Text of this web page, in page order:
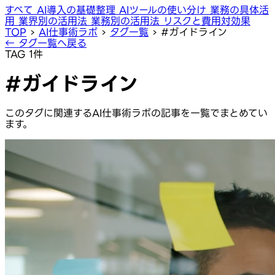
すべて AI導入の基礎整理 AIツールの使い分け 業務の具体活
用 業界別の活用法 業務別の活用法 リスクと費用対効果
TOP › AI仕事術ラボ › タグ一覧 › #ガイドライン
← タグ一覧へ戻る
TAG 1件
#ガイドライン
このタグに関連するAI仕事術ラボの記事を一覧でまとめてい
ます。